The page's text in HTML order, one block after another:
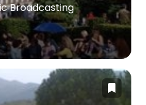
Broadcasting